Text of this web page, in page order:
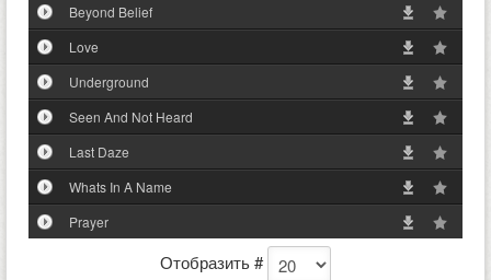
Beyond Belief
Love
Underground
Seen And Not Heard
Last Daze
Whats In A Name
Prayer
Отобразить #